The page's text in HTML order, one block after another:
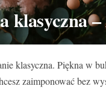
klasyczna
klasyczna. Piękna w
zaimponować bez